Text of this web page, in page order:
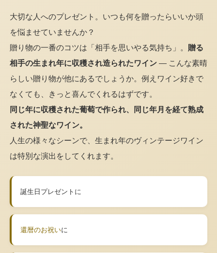
大切な人へのプレゼント。いつも何を贈ったらいいか頭
を悩ませていませんか？
贈り物の一番のコツは「相手を思いやる気持ち」。 贈る
相手の生まれ年に収穫され造られたワイン — こんな素晴
らしい贈り物が他にあるでしょうか。例えワイン好きで
なくても、きっと喜んでくれるはずです。
同じ年に収穫された葡萄で作られ、同じ年月を経て熟成
された神聖なワイン。
人生の様々なシーンで、生まれ年のヴィンテージワイン
は特別な演出をしてくれます。
誕生日プレゼントに
還暦のお祝いに